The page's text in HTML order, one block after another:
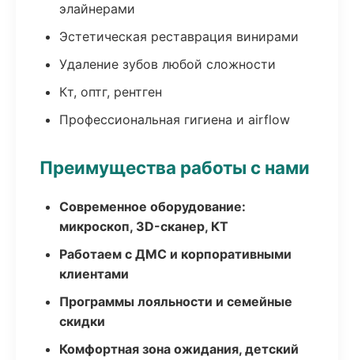
элайнерами
Эстетическая реставрация винирами
Удаление зубов любой сложности
Кт, оптг, рентген
Профессиональная гигиена и airflow
Преимущества работы с нами
Современное оборудование:
микроскоп, 3D-сканер, КТ
Работаем с ДМС и корпоративными
клиентами
Программы лояльности и семейные
скидки
Комфортная зона ожидания, детский